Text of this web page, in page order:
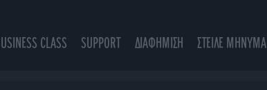
CLASS SUPPORT ΔΙΑΦΗΜΙΣΗ ΣΤΕΙΛΕ ΜΗΝΥΜΑ